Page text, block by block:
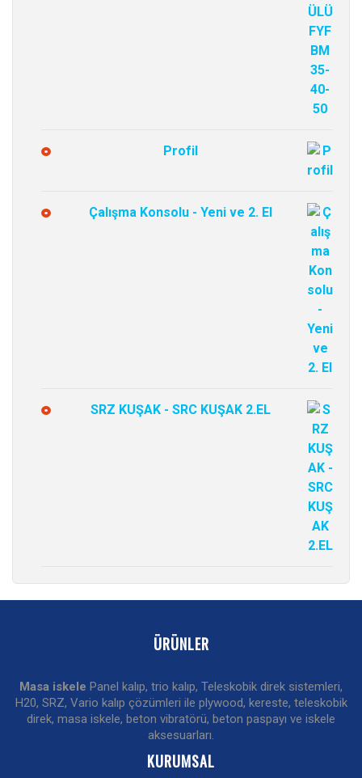
Profil
Çalışma Konsolu - Yeni ve 2. El
SRZ KUŞAK - SRC KUŞAK 2.EL
ÜRÜNLER
Masa iskele Panel kalıp, trio kalıp, Teleskobik direk sistemleri,
H20, SRZ, Vario kalıp çözümleri ile plywood, kereste, teleskobik
direk, masa iskele, beton vibratörü, beton paspayı ve iskele
aksesuarları.
KURUMSAL